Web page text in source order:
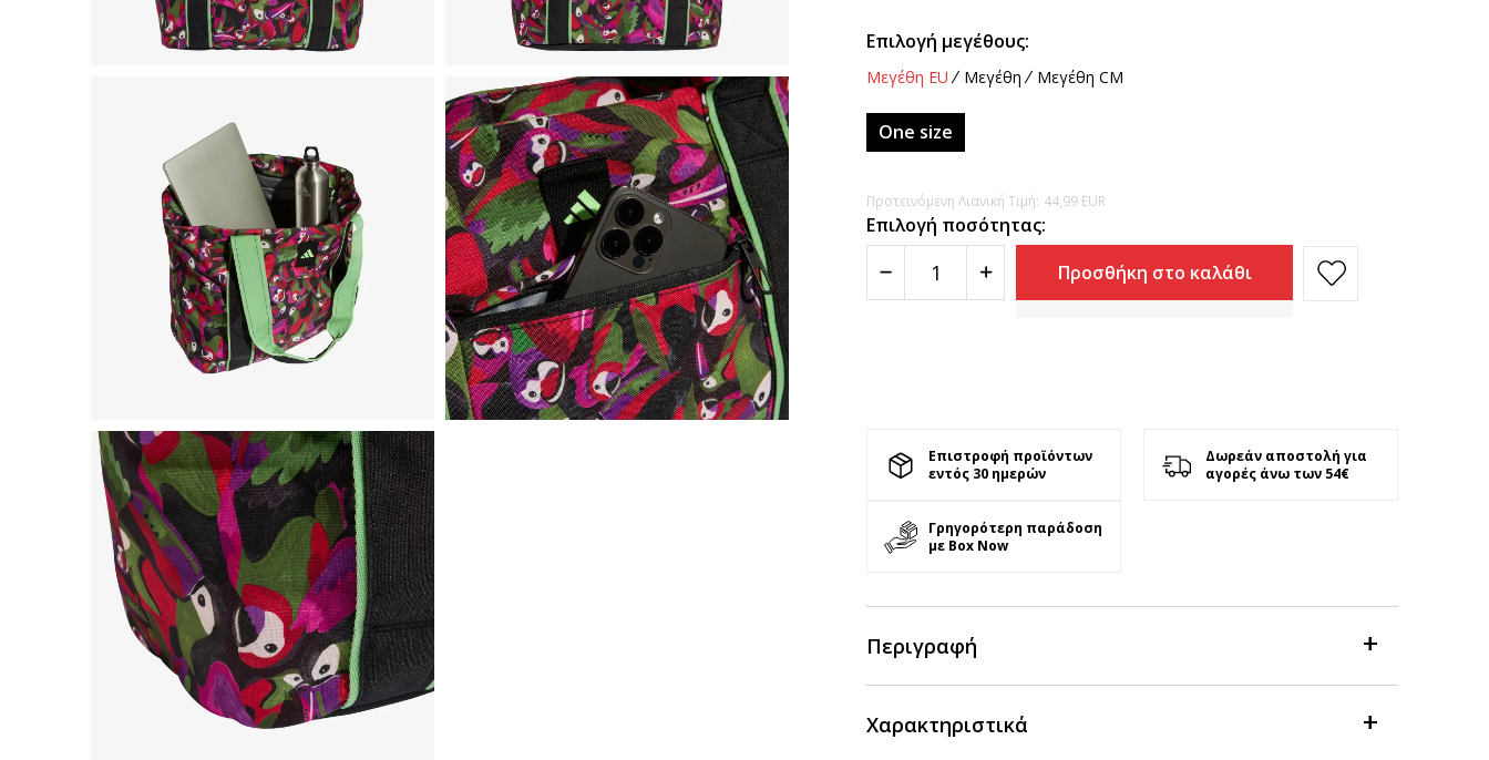
Επιλογή μεγέθους:
Μεγέθη EU Μεγέθη Μεγέθη CM
One size
Προτεινόμενη Λιανική Τιμή: 44,99 EUR
Επιλογή ποσότητας:
Προσθήκη στο καλάθι
Επιστροφή προϊόντων
εντός 30 ημερών
Δωρεάν αποστολή για
αγορές άνω των 54€
Γρηγορότερη παράδοση
με Box Now
Περιγραφή
Χαρακτηριστικά